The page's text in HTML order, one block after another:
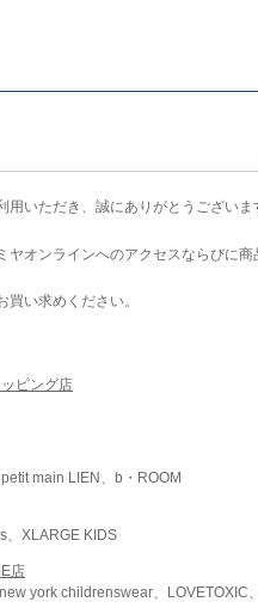
いただき、誠にありがとうございま
ヤオンラインへのアクセスならびに商
い求めください。
ピング店
main LIEN、b・ROOM
、XLARGE KIDS
店
york childrenswear、